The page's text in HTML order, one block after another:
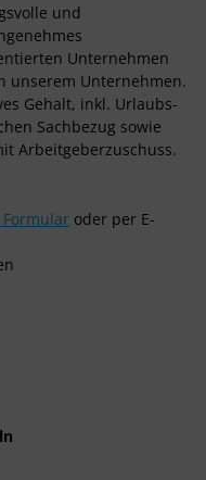
und
Unternehmen
unserem Unternehmen.
Gehalt, inkl. Urlaubs-
Sachbezug sowie
Arbeitgeberzuschuss.
oder per E-